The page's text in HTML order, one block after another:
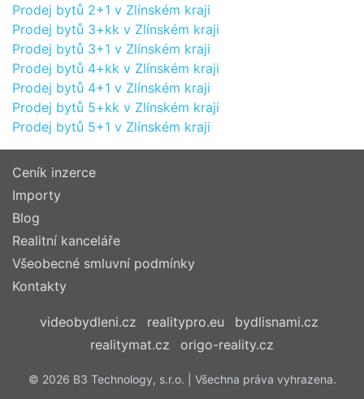
Prodej bytů 2+1 v Zlínském kraji
Prodej bytů 3+kk v Zlínském kraji
Prodej bytů 3+1 v Zlínském kraji
Prodej bytů 4+kk v Zlínském kraji
Prodej bytů 4+1 v Zlínském kraji
Prodej bytů 5+kk v Zlínském kraji
Prodej bytů 5+1 v Zlínském kraji
Ceník inzerce
Importy
Blog
Realitní kanceláře
Všeobecné smluvní podmínky
Kontakty
videobydleni.cz realitypro.eu
bydlisnami.cz
realitymat.cz
origo-reality.cz
© 2026 B3 Technology, s.r.o. | Všechna práva vyhrazena.